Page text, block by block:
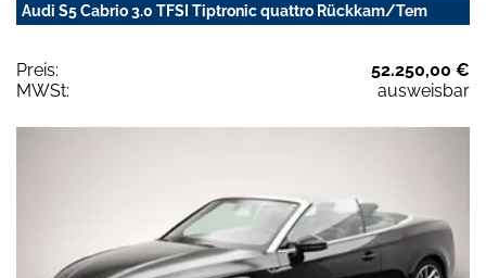
Audi S5 Cabrio 3.0 TFSI Tiptronic quattro Rückkam/Tem
Preis:
52.250,00 €
MWSt:
ausweisbar